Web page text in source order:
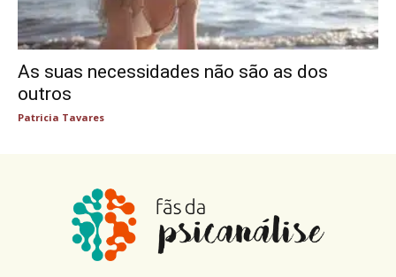
As suas necessidades não são as dos
outros
Patricia Tavares